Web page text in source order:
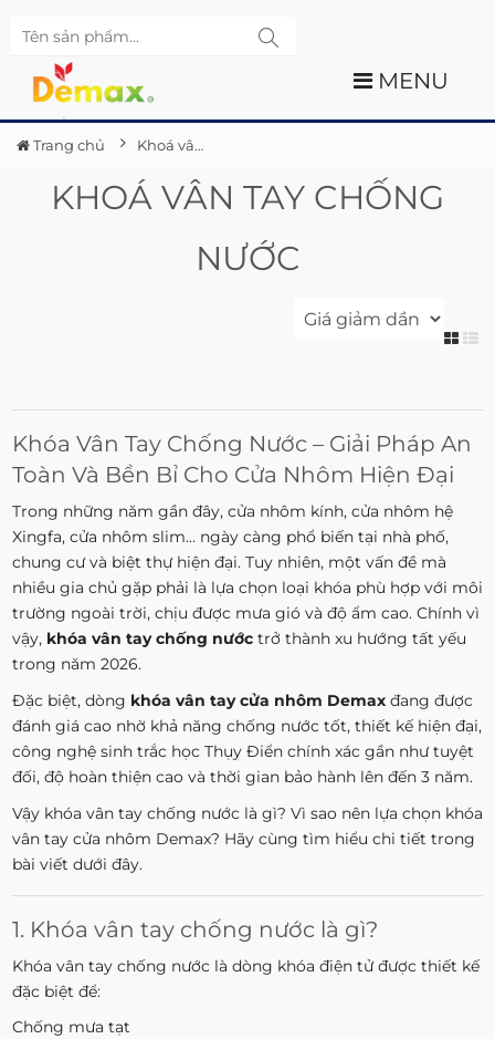
MENU
Trang chủ Khoá vân tay chống nước
KHOÁ VÂN TAY CHỐNG
NƯỚC
Khóa Vân Tay Chống Nước – Giải Pháp An
Toàn Và Bền Bỉ Cho Cửa Nhôm Hiện Đại
Trong những năm gần đây, cửa nhôm kính, cửa nhôm hệ
Xingfa, cửa nhôm slim… ngày càng phổ biến tại nhà phố,
chung cư và biệt thự hiện đại. Tuy nhiên, một vấn đề mà
nhiều gia chủ gặp phải là lựa chọn loại khóa phù hợp với môi
trường ngoài trời, chịu được mưa gió và độ ẩm cao. Chính vì
vậy, khóa vân tay chống nước trở thành xu hướng tất yếu
trong năm 2026.
Đặc biệt, dòng khóa vân tay cửa nhôm Demax đang được
đánh giá cao nhờ khả năng chống nước tốt, thiết kế hiện đại,
công nghệ sinh trắc học Thụy Điển chính xác gần như tuyệt
đối, độ hoàn thiện cao và thời gian bảo hành lên đến 3 năm.
Vậy khóa vân tay chống nước là gì? Vì sao nên lựa chọn khóa
vân tay cửa nhôm Demax? Hãy cùng tìm hiểu chi tiết trong
bài viết dưới đây.
1. Khóa vân tay chống nước là gì?
Khóa vân tay chống nước là dòng khóa điện tử được thiết kế
đặc biệt để:
Chống mưa tạt